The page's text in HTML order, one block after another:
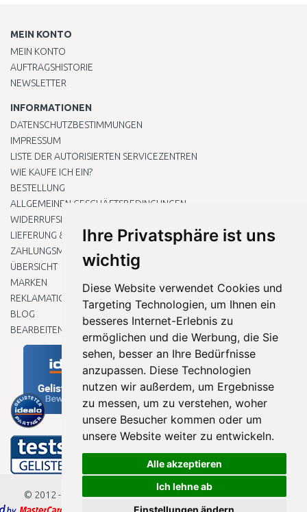
Ihre Privatsphäre ist uns
wichtig
Diese Website verwendet Cookies und
Targeting Technologien, um Ihnen ein
besseres Internet-Erlebnis zu
ermöglichen und die Werbung, die Sie
sehen, besser an Ihre Bedürfnisse
anzupassen. Diese Technologien
nutzen wir außerdem, um Ergebnisse
zu messen, um zu verstehen, woher
unsere Besucher kommen oder um
unsere Website weiter zu entwickeln.
Alle akzeptieren
Ich lehne ab
Einstellungen ändern
MEIN KONTO
MEIN KONTO
AUFTRAGSHISTORIE
NEWSLETTER
INFORMATIONEN
DATENSCHUTZBESTIMMUNGEN
IMPRESSUM
LISTE DER AUTORISIERTEN SERVICEZENTREN
WIE KAUFE ICH EIN?
BESTELLUNG
ALLGEMEINEN GESCHÄFTSBEDINGUNGEN
WIDERRUFSRECHT
LIEFERUNG & ZAHLUNG
ZAHLUNGSMETHODEN
ÜBERSICHT
MARKEN
REKLAMATIONEN UND RETOUREN
BLOG
BEARBEITEN SIE MEINE COOKIE-EINSTELLUNGEN
© 2012 - 2026Baumarkteu.de